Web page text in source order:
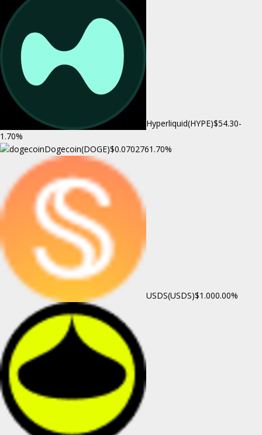
Hyperliquid(HYPE)$54.30-
1.70%
Dogecoin(DOGE)$0.0702761.70%
USDS(USDS)$1.000.00%